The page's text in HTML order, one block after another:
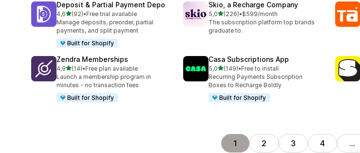
Deposit & Partial Payment Depo
4,65 yıldız üzerinden
(92)
toplam 92 değerlendirme
•Free trial available
Manage deposits, preorder, partial
payments, and split payment
Built for Shopify
Skio, a Recharge Company
5,05 yıldız üzerinden
(226)
toplam 226 değerlendirme
•$599/month
The subscription platform top brands
graduate to.
Zendra Memberships
4,95 yıldız üzerinden
(14)
toplam 14 değerlendirme
•Free plan available
Launch a membership program in
minutes - no transaction fees
Built for Shopify
Casa Subscriptions App
5,05 yıldız üzerinden
(149)
toplam 149 değerlendirme
•Free to install
Recurring Payments Subscription
Boxes to Recharge Boldly
Built for Shopify
1 2 3 4 …